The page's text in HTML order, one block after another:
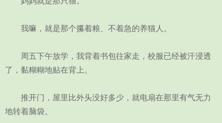
我嘛，就是那个攥着粮、不着急的养猫人。
周五下午放学，我背着书包往家走，校服已经被汗浸透
了，黏糊糊地贴在背上。
推开门，屋里比外头没好多少，就电扇在那里有气无力
地转着脑袋。